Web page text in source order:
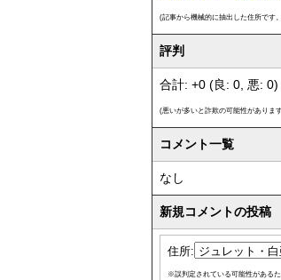
(記事から機械的に抽出した住所です
評判
合計: +0 (良: 0, 悪: 0)
(悪いが多いと詐欺の可能性がありま
コメント一覧
なし
新規コメントの投稿
住所:
※誤判定されている可能性がある